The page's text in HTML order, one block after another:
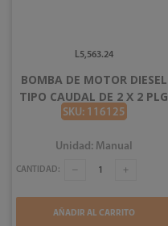
BOMBA DE MOTOR DIESEL
TIPO CAUDAL DE 2 X 2 PLG
RAYBAR
SKU: 116125
L5,563.24
Unidad: Manual
CANTIDAD:
AÑADIR AL CARRITO